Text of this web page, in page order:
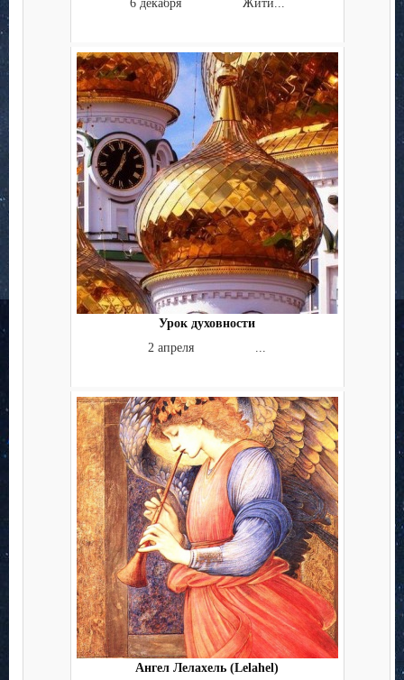
6 декабря Жити...
Урок духовности
2 апреля ...
Ангел Лелахель (Lelahel)